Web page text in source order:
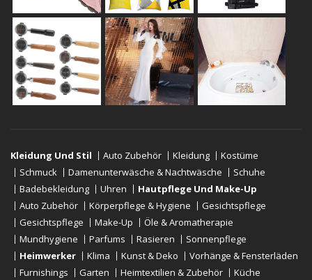
Kleidung Und Stil Auto Zubehör Kleidung
Kostüme
Schmuck
Damenunterwäsche & Nachtwäsche
Schuhe
Badebekleidung
Uhren
Hautpflege Und Make-Up
Auto Zubehör
Körperpflege & Hygiene
Gesichtspflege
Gesichtspflege
Make-Up
Öle & Aromatherapie
Mundhygiene
Parfums Rasieren
Sonnenpflege
Heimwerker
Klima Kunst & Deko
Vorhänge & Fensterläden
Furnishings
Garten Heimtextilien & Zubehör
Küche